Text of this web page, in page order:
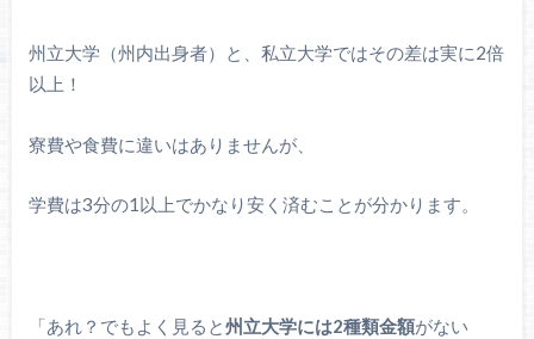
州立大学（州内出身者）と、私立大学ではその差は実に2倍
以上！
寮費や食費に違いはありませんが、
学費は3分の1以上でかなり安く済むことが分かります。
「あれ？でもよく見ると州立大学には2種類金額がない